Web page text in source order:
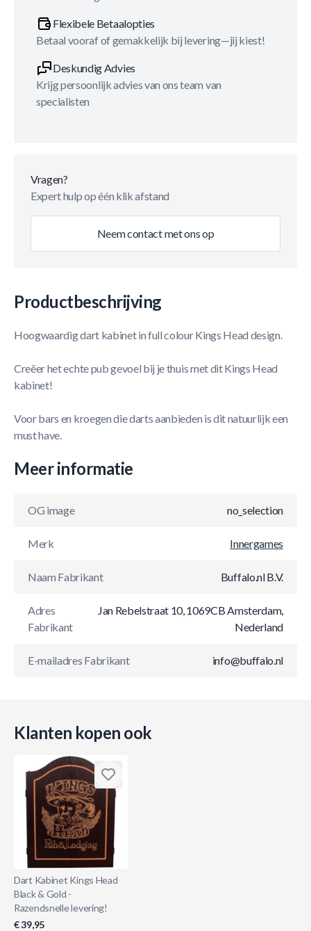
Flexibele Betaalopties
Betaal vooraf of gemakkelijk bij levering—jij kiest!
Deskundig Advies
Krijg persoonlijk advies van ons team van
specialisten
Vragen?
Expert hulp op één klik afstand
Neem contact met ons op
Productbeschrijving
Hoogwaardig dart kabinet in full colour Kings Head design.
Creëer het echte pub gevoel bij je thuis met dit Kings Head
kabinet!
Voor bars en kroegen die darts aanbieden is dit natuurlijk een
must have.
Meer informatie
OG image no_selection
Merk Innergames
Naam Fabrikant Buffalo.nl B.V.
Adres
Fabrikant
Jan Rebelstraat 10, 1069CB Amsterdam,
Nederland
E-mailadres Fabrikant info@buffalo.nl
Klanten kopen ook
Dart Kabinet Kings Head
Black & Gold -
Razendsnelle levering!
€ 39,95